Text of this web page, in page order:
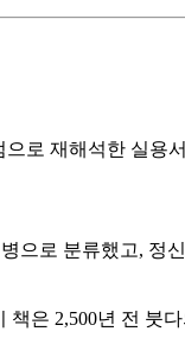
로 재해석한 실용
로 분류했고,
은 2,500년 전